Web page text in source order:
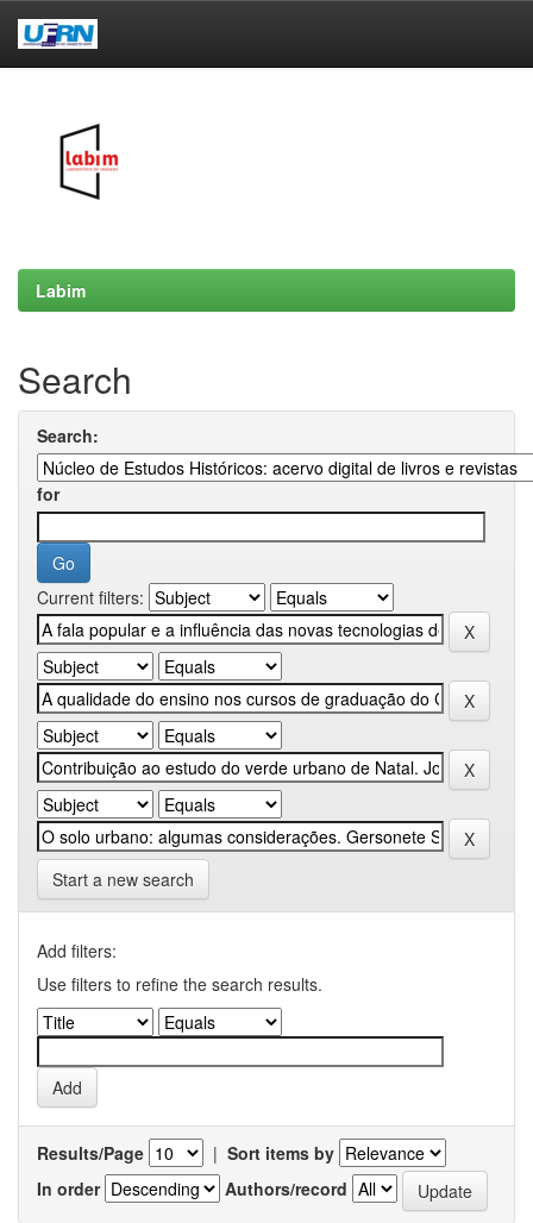
Labim
Search
Search:
for
Current filters:
Start a new search
Add filters:
Use filters to refine the search results.
Results/Page | Sort items by
In order
Authors/record